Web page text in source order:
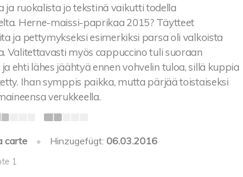
ja ruokalista jo tekstinä vaikutti todella
Herne-maissi-paprikaa 2015? Täytteet
ja pettymykseksi esimerkiksi parsa oli valkoista
Valitettavasti myös cappuccino tuli suoraan
ehti lähes jäähtyä ennen vohvelin tuloa, sillä kuppia
Ihan symppis paikka, mutta pärjää toistaiseksi
verukkeella.
carte • Hinzugefügt: 06.03.2016
1